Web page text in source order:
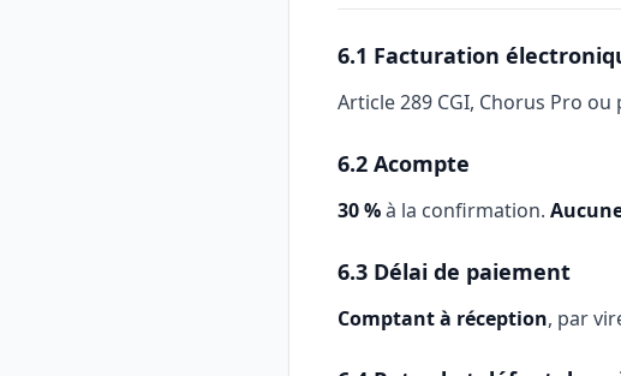
6.1 Facturation
Article 289 CGI, Chorus Pro
6.2 Acompte
30 %à la confirmation.
6.3 Délai de paiement
Comptant à réception, par